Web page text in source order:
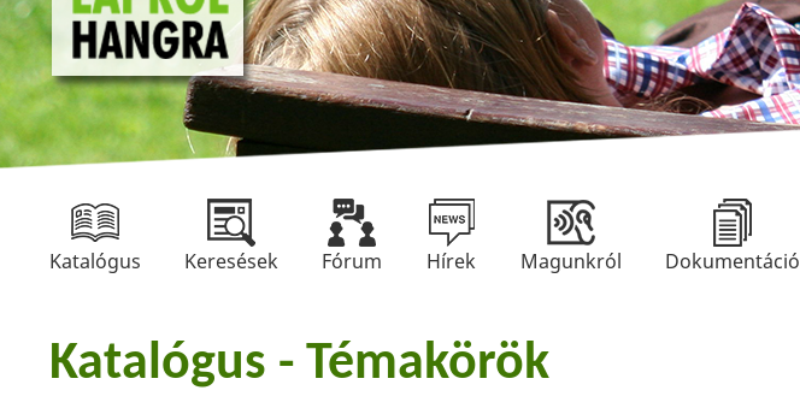
Katalógus Keresések Fórum Hírek Magunkról Dokumentáció
Katalógus - Témakörök